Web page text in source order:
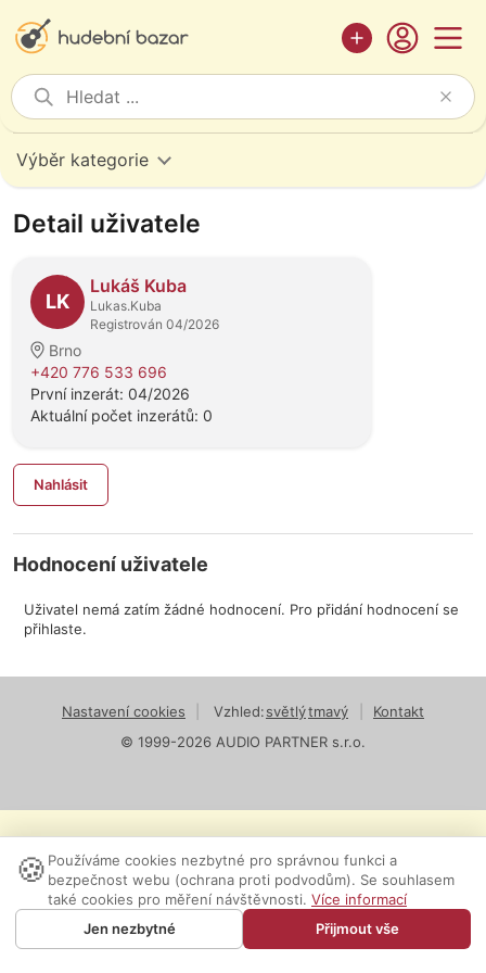
Výběr kategorie
Detail uživatele
LK
Lukáš Kuba
Lukas.Kuba
Registrován 04/2026
Brno
+420 776 533 696
První inzerát: 04/2026
Aktuální počet inzerátů: 0
Nahlásit
Hodnocení uživatele
Uživatel nemá zatím žádné hodnocení. Pro přidání hodnocení se
přihlaste.
Nastavení cookies Vzhled:světlýtmavý
Kontakt
© 1999-2026 AUDIO PARTNER s.r.o.
🍪 Používáme cookies nezbytné pro správnou funkci a
bezpečnost webu (ochrana proti podvodům). Se souhlasem
také cookies pro měření návštěvnosti. Více informací
Jen nezbytné
Přijmout vše